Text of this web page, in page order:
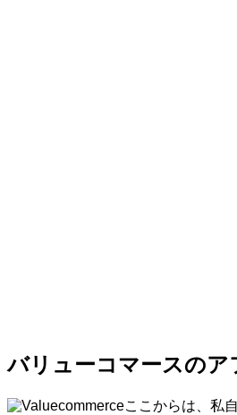
バリューコマースのア
ここからは、私